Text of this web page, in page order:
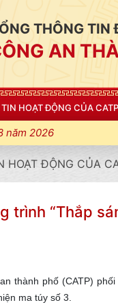
THÔNG TIN
AN
TIN HOẠT ĐỘNG CỦA CATP
năm 2026
HOẠT ĐỘNG CỦA
trình “Thắp
thành phố (CATP)
ma túy số 3.